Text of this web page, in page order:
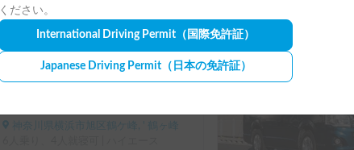
ください。
International Driving Permit （国際免許証）
Japanese Driving Permit（日本の免許証）
【おしゃれ内装で気軽にVANLIFE】U-BASE ONE | 運転しやすいハイエース！ポータブルエアコンで夏も冬も快適旅へ
神奈川県横浜市旭区鶴ケ峰, ' 鶴ヶ峰
平日長期割引